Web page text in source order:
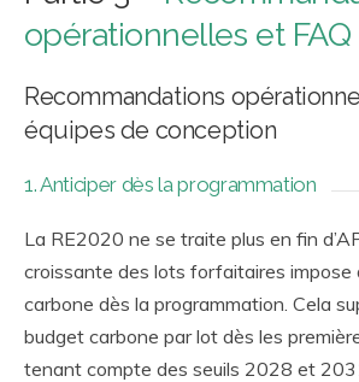
opérationnelles et FAQ
Recommandations
équipes de conception
1. Anticiper dès la programmation
La RE2020 ne se traite plus en fin
croissante des lots forfaitaires impose
carbone dès la programmation. Cela
budget carbone par lot dès les
tenant compte des seuils 2028 et